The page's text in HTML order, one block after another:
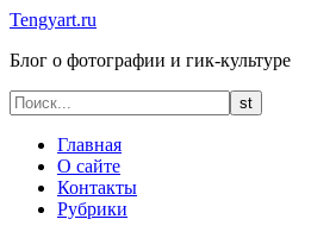
Tengyart.ru
Блог о фотографии и гик-культуре
Главная
О сайте
Контакты
Рубрики